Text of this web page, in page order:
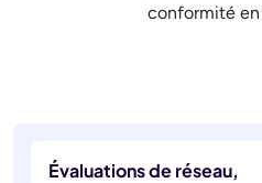
conformité
Évaluations de réseau,